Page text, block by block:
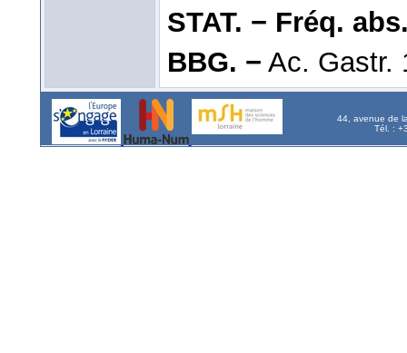
STAT. − Fréq.
BBG. − Ac. Gastr.
44, avenue de
Tél. :